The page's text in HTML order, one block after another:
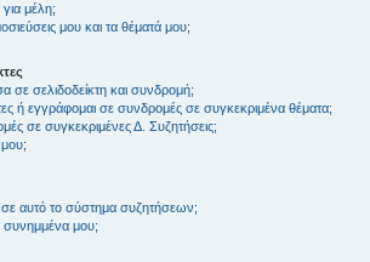
μέλη;
μου και τα θέματά μου;
σε σελιδοδείκτη και συνδρομή;
ή εγγράφομαι σε συνδρομές σε συγκεκριμένα θέματα;
σε συγκεκριμένες Δ. Συζητήσεις;
σε αυτό το σύστημα συζητήσεων;
μου;